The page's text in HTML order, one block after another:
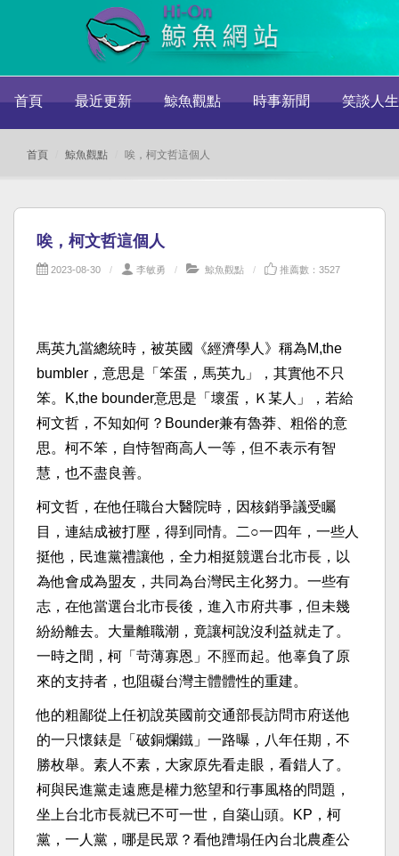
首頁 最近更新 鯨魚觀點 時事新聞 笑談人生
首頁 鯨魚觀點 唉，柯文哲這個人
唉，柯文哲這個人
2023-08-30 李敏勇 鯨魚觀點 推薦數：3527
馬英九當總統時，被英國《經濟學人》稱為M,the
bumbler，意思是「笨蛋，馬英九」，其實他不只
笨。K,the bounder意思是「壞蛋，Ｋ某人」，若給
柯文哲，不知如何？Bounder兼有魯莽、粗俗的意
思。柯不笨，自恃智商高人一等，但不表示有智
慧，也不盡良善。
柯文哲，在他任職台大醫院時，因核銷爭議受矚
目，連結成被打壓，得到同情。二○一四年，一些人
挺他，民進黨禮讓他，全力相挺競選台北市長，以
為他會成為盟友，共同為台灣民主化努力。一些有
志，在他當選台北市長後，進入市府共事，但未幾
紛紛離去。大量離職潮，竟讓柯說沒利益就走了。
一時之間，柯「苛薄寡恩」不脛而起。他辜負了原
來的支持者，也阻礙台灣主體體性的重建。
他的粗鄙從上任初說英國前交通部長訪問市府送他
的一只懷錶是「破銅爛鐵」一路曝，八年任期，不
勝枚舉。素人不素，大家原先看走眼，看錯人了。
柯與民進黨走遠應是權力慾望和行事風格的問題，
坐上台北市長就已不可一世，自築山頭。KP，柯
黨，一人黨，哪是民眾？看他蹧塌任內台北農產公